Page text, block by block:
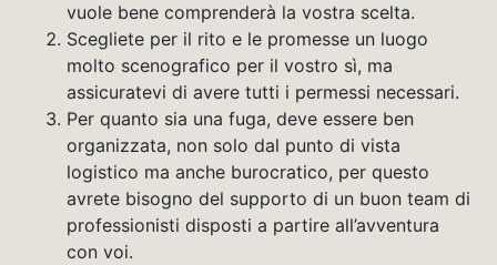
vuole bene comprenderà la vostra scelta.
Scegliete per il rito e le promesse un luogo
molto scenografico per il vostro sì, ma
assicuratevi di avere tutti i permessi necessari.
Per quanto sia una fuga, deve essere ben
organizzata, non solo dal punto di vista
logistico ma anche burocratico, per questo
avrete bisogno del supporto di un buon team di
professionisti disposti a partire all’avventura
con voi.